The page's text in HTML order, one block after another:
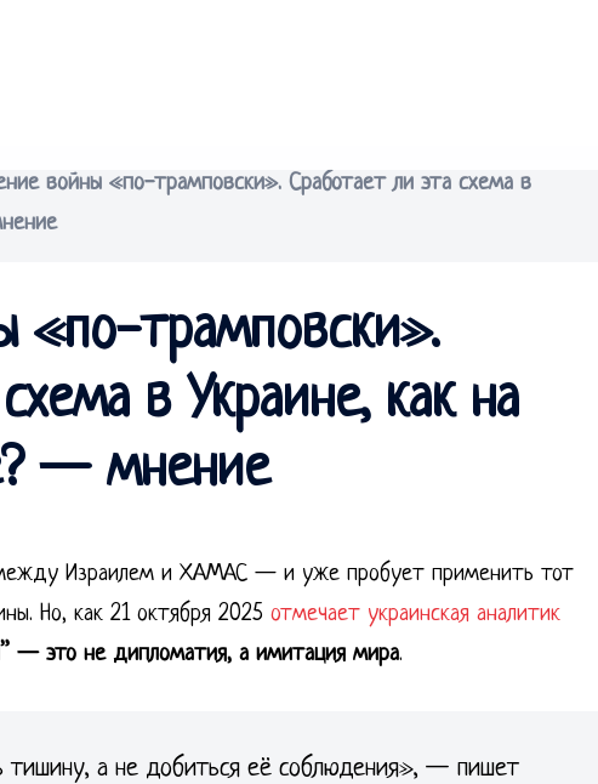
войны «по-трамповски». Сработает ли эта схема в
«по-трамповски».
в Украине, как на
— мнение
Израилем и ХАМАС — и уже пробует применить тот
Но, как 21 октября 2025 отмечает украинская аналитик
— это не дипломатия, а имитация мира.
тишину, а не добиться её соблюдения», — пишет